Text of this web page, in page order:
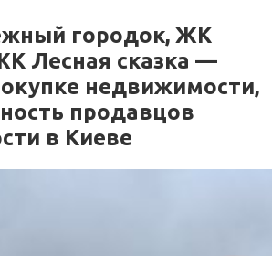
городок, ЖК
Лесная сказка —
недвижимости,
продавцов
в Киеве